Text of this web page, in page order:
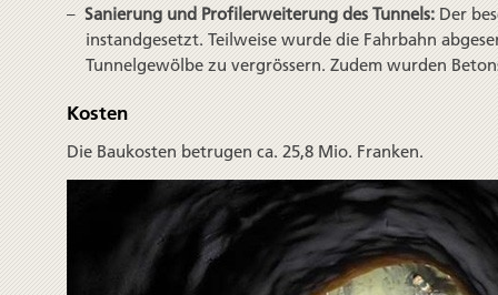
Sanierung und Profil­erweiterung des Tunnels: Der
instand­gesetzt. Teil­weise wurde die Fahr­bahn
Tunnel­gewölbe zu vergrössern. Zudem wurden
Kosten
Die Baukosten betrugen ca. 25,8 Mio. Franken.